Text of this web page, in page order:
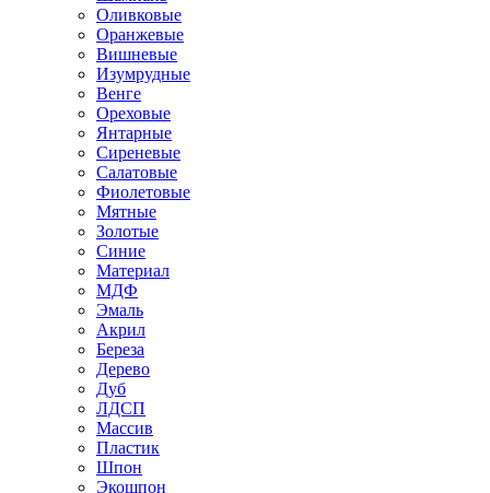
Оливковые
Оранжевые
Вишневые
Изумрудные
Венге
Ореховые
Янтарные
Сиреневые
Салатовые
Фиолетовые
Мятные
Золотые
Синие
Материал
МДФ
Эмаль
Акрил
Береза
Дерево
Дуб
ЛДСП
Массив
Пластик
Шпон
Экошпон